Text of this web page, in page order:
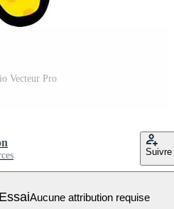
Vecteur Pro
Suivre
Aucune attribution requise